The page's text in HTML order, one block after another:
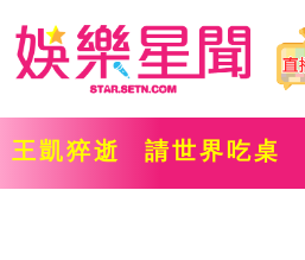
王凱猝逝 請世界吃桌